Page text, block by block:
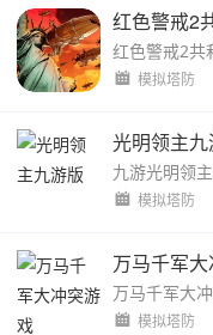
模拟塔防
光明领主九
模拟塔防
万马千军
模拟塔防